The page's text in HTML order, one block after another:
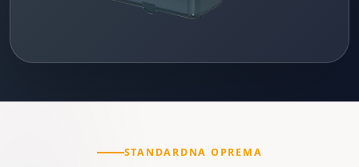
STANDARDNA OPREMA